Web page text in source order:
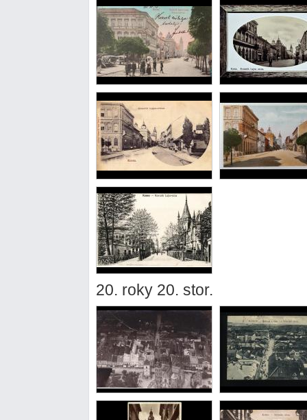
20. roky 20. stor.